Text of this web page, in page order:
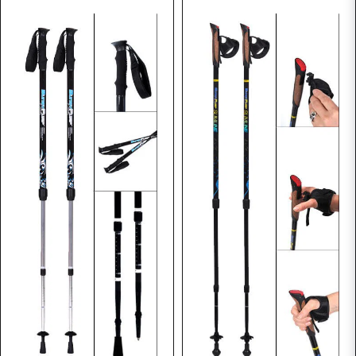
Det kan vi hjälpa dig med att beställa, kontakta kundtjänst
så hjälper vi dig, klicka på länken nedan..
Kundtjänst
Skicka fråga